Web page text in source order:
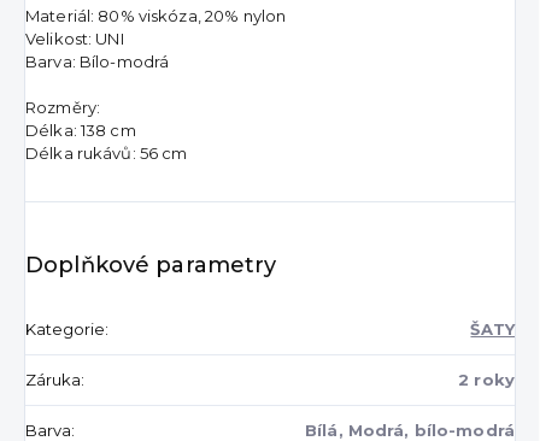
Materiál: 80% viskóza, 20% nylon
Velikost: UNI
Barva: Bílo-modrá
Rozměry:
Délka: 138 cm
Délka rukávů: 56 cm
Doplňkové parametry
Kategorie: ŠATY
Záruka: 2 roky
Barva: Bílá, Modrá, bílo-modrá